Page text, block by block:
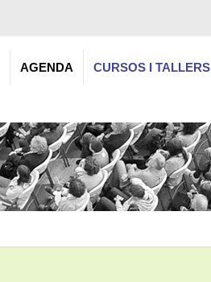
AGENDA CURSOS I TALLERS